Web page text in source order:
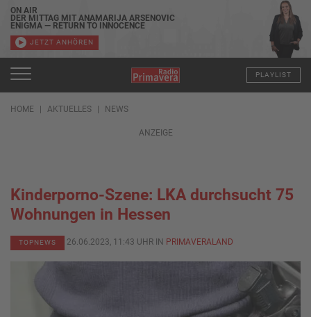
ON AIR
DER MITTAG MIT ANAMARIJA ARSENOVIC
ENIGMA — RETURN TO INNOCENCE
JETZT ANHÖREN
PLAYLIST
HOME AKTUELLES NEWS
ANZEIGE
Kinderporno-Szene: LKA durchsucht 75
Wohnungen in Hessen
TOPNEWS 26.06.2023, 11:43 UHR IN PRIMAVERALAND